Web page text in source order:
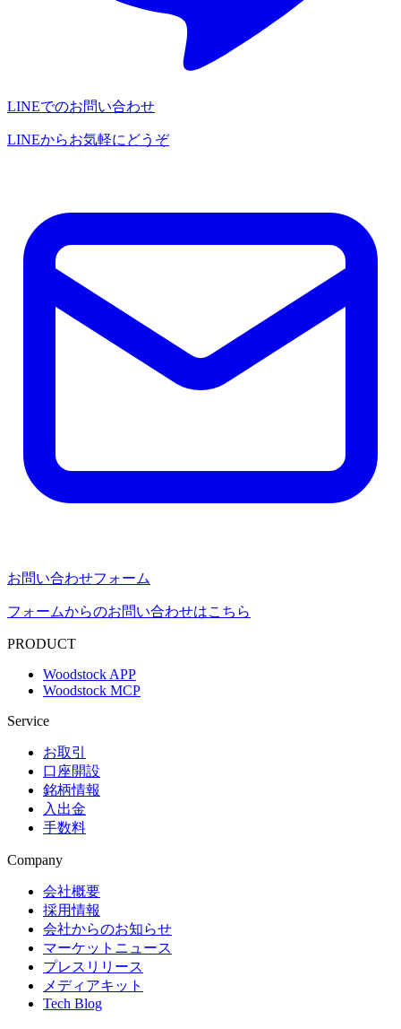
LINEでのお問い合わせ
LINEからお気軽にどうぞ
お問い合わせフォーム
フォームからのお問い合わせはこちら
PRODUCT
Woodstock APP
Woodstock MCP
Service
お取引
口座開設
銘柄情報
入出金
手数料
Company
会社概要
採用情報
会社からのお知らせ
マーケットニュース
プレスリリース
メディアキット
Tech Blog